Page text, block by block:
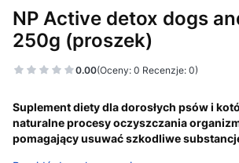
NP Active detox dogs
250g (proszek)
0.00(Oceny: 0 Recenzje: 0)
Suplement diety dla dorosłych psów i
naturalne procesy oczyszczania
pomagający usuwać szkodliwe